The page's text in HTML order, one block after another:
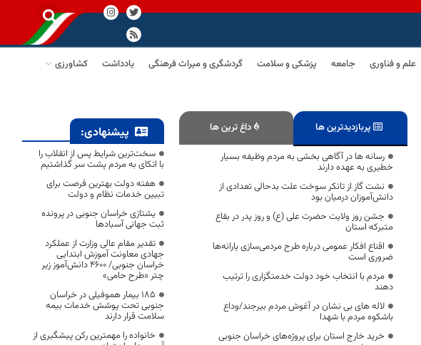
علم و فناوری جامعه پزشکی و سلامت گردشگری و میراث فرهنگی یادداشت
کشاورزی
پربازدیدترین ها داغ ترین ها
رسانه ها در آگاهی بخشی به مردم وظیفه بسیار
خطیری به عهده دارند
نشت گاز از تانکر سوخت علت بدحالی تعدادی از
دانش‌آموزان درمیان بود
جشن روز ولایت حضرت علی (ع) و روز پدر در بقاع
متبرکه استان
اقناع افکار عمومی درباره طرح مردمی‌سازی یارانه‌ها
ضروری است
مردم با انتخاب خود دولت خدمتگزاری را ترتیب
دهند
لاله های بی نشان در آغوش مردم بیرجند/وداع
باشکوه مردم با شهدا
خرید خارج استان برای پروژه‌های خراسان جنوبی
پیشنهادی:
سخت‌ترین شرایط پس از انقلاب را
با اتکای به مردم پشت سر گذاشتیم
هفته دولت بهترین فرصت برای
تبیین خدمات نظام و دولت
یشتازی خراسان جنوبی در پرونده
ثبت جهانی آسبادها
تقدیر مقام عالی وزارت از عملکرد
جهادی معاونت آموزش ابتدایی
خراسان جنوبی/ ۴۶۰۰ دانش‌آموز زیر
چتر «طرح حامی»
۱۸۵ بیمار هموفیلی در خراسان
جنوبی تحت پوشش خدمات بیمه
سلامت قرار دارند
خانواده را مهمترین رکن پیشگیری از